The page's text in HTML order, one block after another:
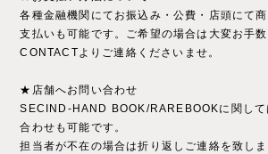
各種金融機関にてお振込み・公費・店頭にて
支払いも可能です。ご希望の場合は大変お手
CONTACTよりご連絡くださいませ。
★店舗へお問い合わせ
SECIND-HAND BOOK/RAREBOOKに関して
合わせも可能です。
担当者が不在の場合は折り返しご連絡を致しま